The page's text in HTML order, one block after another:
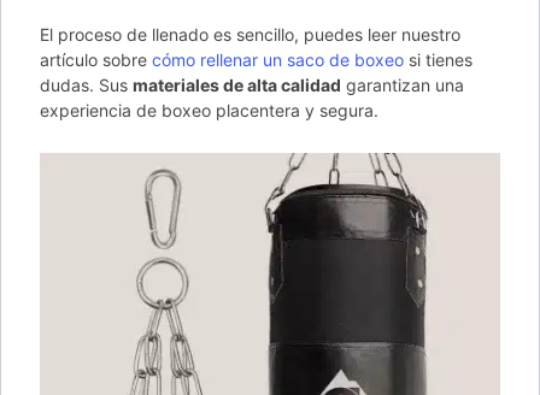
El proceso de llenado es sencillo, puedes leer nuestro
artículo sobre cómo rellenar un saco de boxeo si tienes
dudas. Sus materiales de alta calidad garantizan una
experiencia de boxeo placentera y segura.